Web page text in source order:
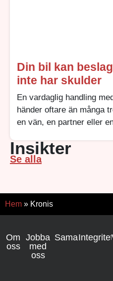
Din bil kan
inte har skulder
En vardaglig handling
händer oftare än många
en vän, en partner eller
Insikter
Se alla
Hem » Kronis
Om
oss
Jobba
med
oss
Samarbete